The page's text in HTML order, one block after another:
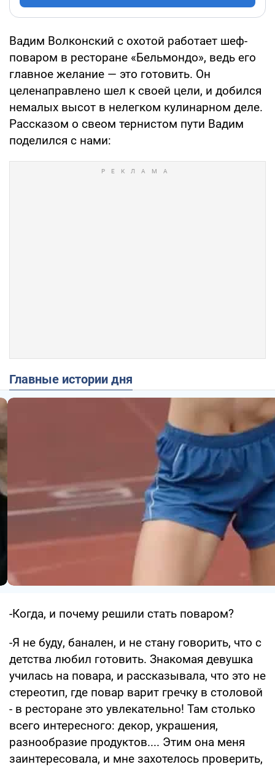
Вадим Волконский с охотой работает шеф-
поваром в ресторане «Бельмондо», ведь его
главное желание — это готовить. Он
целенаправлено шел к своей цели, и добился
немалых высот в нелегком кулинарном деле.
Рассказом о свеом тернистом пути Вадим
поделился с нами:
Главные истории дня
-Когда, и почему решили стать поваром?
-Я не буду, банален, и не стану говорить, что с
детства любил готовить. Знакомая девушка
училась на повара, и рассказывала, что это не
стереотип, где повар варит гречку в столовой
- в ресторане это увлекательно! Там столько
всего интересного: декор, украшения,
разнообразие продуктов.... Этим она меня
заинтересовала, и мне захотелось проверить,